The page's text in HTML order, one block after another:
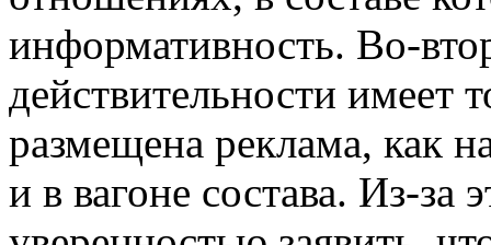
информативность. Во-
действительности имеет
размещена реклама, как
и в вагоне состава. Из-за